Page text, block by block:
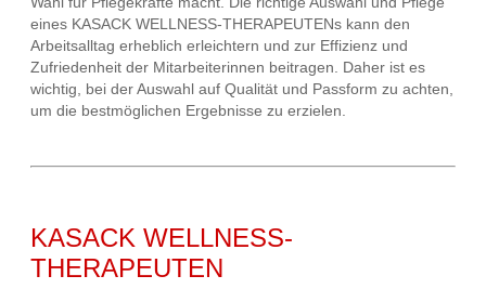
eines KASACK WELLNESS-THERAPEUTENs kann den
Arbeitsalltag erheblich erleichtern und zur Effizienz und
Zufriedenheit der Mitarbeiterinnen beitragen. Daher ist es
wichtig, bei der Auswahl auf Qualität und Passform zu achten,
um die bestmöglichen Ergebnisse zu erzielen.
KASACK WELLNESS-
THERAPEUTEN